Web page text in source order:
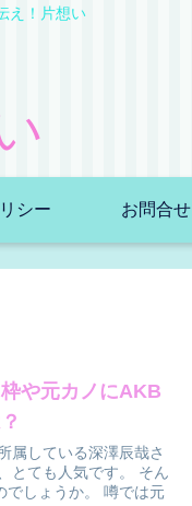
え！片想い
シー お問合せ
や元カノにAKB
属している深澤辰哉さ
とても人気です。 そん
でしょうか。 噂では元